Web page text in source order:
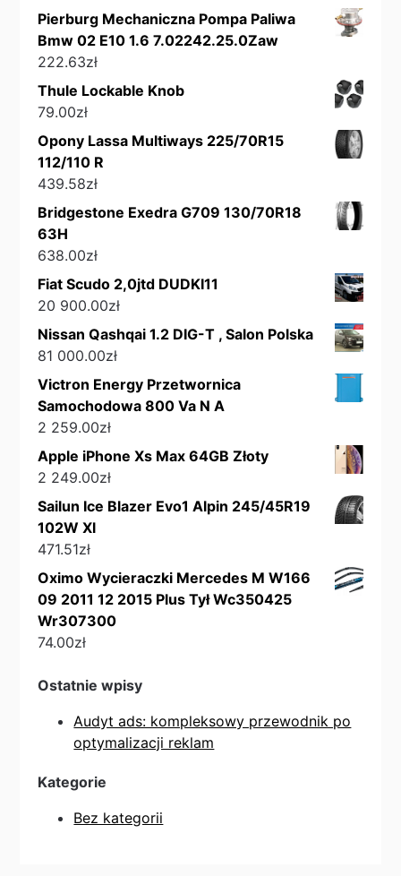
Pierburg Mechaniczna Pompa Paliwa
Bmw 02 E10 1.6 7.02242.25.0Zaw
222.63zł
Thule Lockable Knob
79.00zł
Opony Lassa Multiways 225/70R15
112/110 R
439.58zł
Bridgestone Exedra G709 130/70R18
63H
638.00zł
Fiat Scudo 2,0jtd DUDKI11
20 900.00zł
Nissan Qashqai 1.2 DIG-T , Salon Polska
81 000.00zł
Victron Energy Przetwornica
Samochodowa 800 Va N A
2 259.00zł
Apple iPhone Xs Max 64GB Złoty
2 249.00zł
Sailun Ice Blazer Evo1 Alpin 245/45R19
102W Xl
471.51zł
Oximo Wycieraczki Mercedes M W166
09 2011 12 2015 Plus Tył Wc350425
Wr307300
74.00zł
Ostatnie wpisy
Audyt ads: kompleksowy przewodnik po
optymalizacji reklam
Kategorie
Bez kategorii